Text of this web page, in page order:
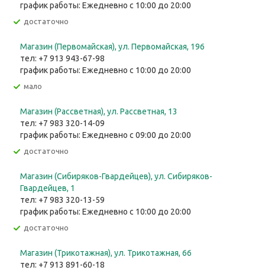
график работы: Ежедневно с 10:00 до 20:00
Достаточно
Магазин (Первомайская), ул. Первомайская, 196
тел: +7 913 943-67-98
график работы: Ежедневно с 10:00 до 20:00
Мало
Магазин (Рассветная), ул. Рассветная, 13
тел: +7 983 320-14-09
график работы: Ежедневно с 09:00 до 20:00
Достаточно
Магазин (Сибиряков-Гвардейцев), ул. Сибиряков-
Гвардейцев, 1
тел: +7 983 320-13-59
график работы: Ежедневно с 10:00 до 20:00
Достаточно
Магазин (Трикотажная), ул. Трикотажная, 66
тел: +7 913 891-60-18